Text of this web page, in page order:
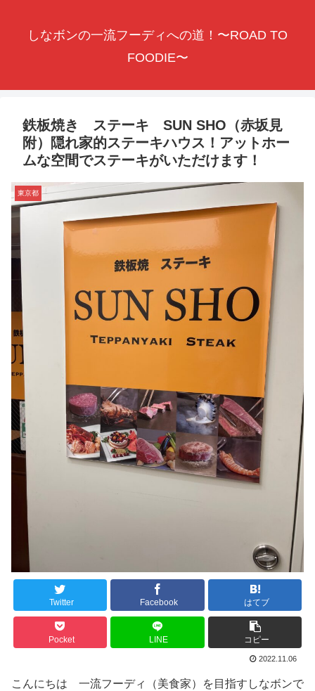
しなボンの一流フーディへの道！〜ROAD TO
FOODIE〜
鉄板焼き ステーキ SUN SHO（赤坂見
附）隠れ家的ステーキハウス！アットホー
ムな空間でステーキがいただけます！
東京都
Twitter Facebook はてブ
Pocket LINE コピー
2022.11.06
こんにちは 一流フーディ（美食家）を目指すしなボンで